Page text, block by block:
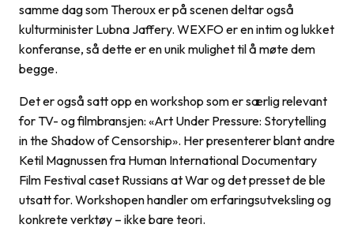
samme dag som Theroux er på scenen deltar også
kulturminister Lubna Jaffery. WEXFO er en intim og lukket
konferanse, så dette er en unik mulighet til å møte dem
begge.
Det er også satt opp en workshop som er særlig relevant
for TV- og filmbransjen: «Art Under Pressure: Storytelling
in the Shadow of Censorship». Her presenterer blant andre
Ketil Magnussen fra Human International Documentary
Film Festival caset Russians at War og det presset de ble
utsatt for. Workshopen handler om erfaringsutveksling og
konkrete verktøy – ikke bare teori.